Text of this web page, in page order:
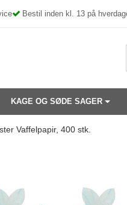
Bestil inden kl. 13 på
KAGE OG SØDE SAGER
Vaffelpapir, 400 stk.
af